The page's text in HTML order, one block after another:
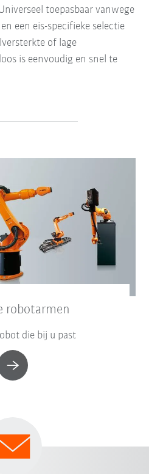
toepasbaar vanwege
een eis-specifieke selectie
of lage
is eenvoudig en snel te
robotarmen
die bij u past